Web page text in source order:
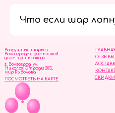
Что если шар
ОТЗЫВЫ
Воздушные шары в
Волгограде с доставкой
даже в день заказа
г. Волгоград, ул.
Николая Отрады 20Б,
мир Рыболова
ПОСМОТРЕТЬ НА КАРТЕ